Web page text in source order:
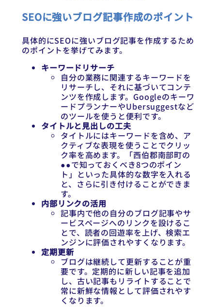
SEOに強いブログ記事作成のポイント
具体的にSEOに強いブログ記事を作成するため
のポイントを挙げてみます。
キーワードリサーチ
自分の業務に関連するキーワードを
リサーチし、それに基づいてコンテ
ンツを作成します。Googleのキーワ
ードプランナーやUbersuggestなど
のツールを使うと便利です。
タイトルと見出しの工夫
タイトルにはキーワードを含め、ア
クティブな表現を使うことでクリッ
ク率を高めます。「西伯郡南部町の
●●で知っておくべき8つのポイン
ト」といった具体的な数字を入れる
と、さらに引き付けることができま
す。
内部リンクの活用
記事内で他の自分のブログ記事やサ
ービスページへのリンクを設けるこ
とで、読者の回遊率を上げ、検索エ
ンジンに評価されやすくなります。
定期更新
ブログは継続して更新することが重
要です。定期的に新しい記事を追加
し、古い記事もリライトすることで
常に新鮮な情報として評価されやす
くなります。